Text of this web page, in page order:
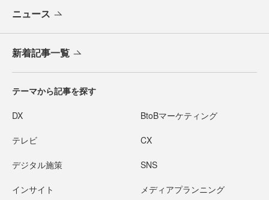
ニュース
新着記事一覧
テーマから記事を探す
DX BtoBマーケティング
テレビ CX
デジタル施策 SNS
インサイト メディアプランニング